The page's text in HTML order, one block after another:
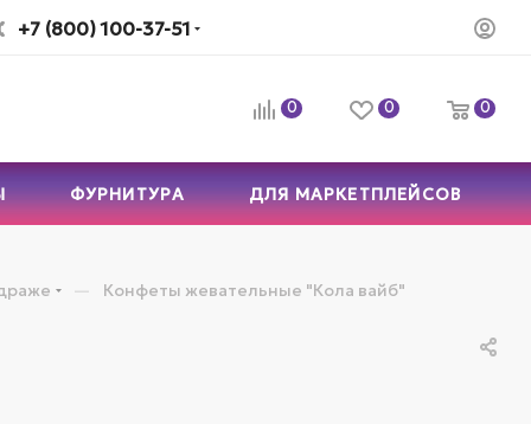
+7 (800) 100-37-51
0 0 0
ФУРНИТУРА ДЛЯ МАРКЕТПЛЕЙСОВ
— Конфеты жевательные "Кола вайб"